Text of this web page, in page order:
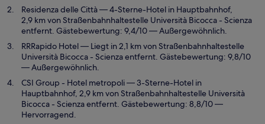
Residenza delle Città— 4-Sterne-Hotel in Hauptbahnhof,
2,9 km von Straßenbahnhaltestelle Università Bicocca - Scienza
entfernt. Gästebewertung: 9,4/10 — Außergewöhnlich.
RRRapido Hotel— Liegt in 2,1 km von Straßenbahnhaltestelle
Università Bicocca - Scienza entfernt. Gästebewertung: 9,8/10
— Außergewöhnlich.
CSI Group - Hotel metropoli— 3-Sterne-Hotel in
Hauptbahnhof, 2,9 km von Straßenbahnhaltestelle Università
Bicocca - Scienza entfernt. Gästebewertung: 8,8/10 —
Hervorragend.